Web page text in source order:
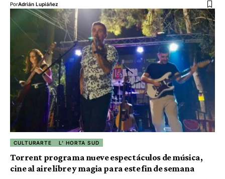
PorAdrián Lupiáñez
CULTURARTE L' HORTA SUD
Torrent programa nueve espectáculos de música,
cine al aire libre y magia para este fin de semana